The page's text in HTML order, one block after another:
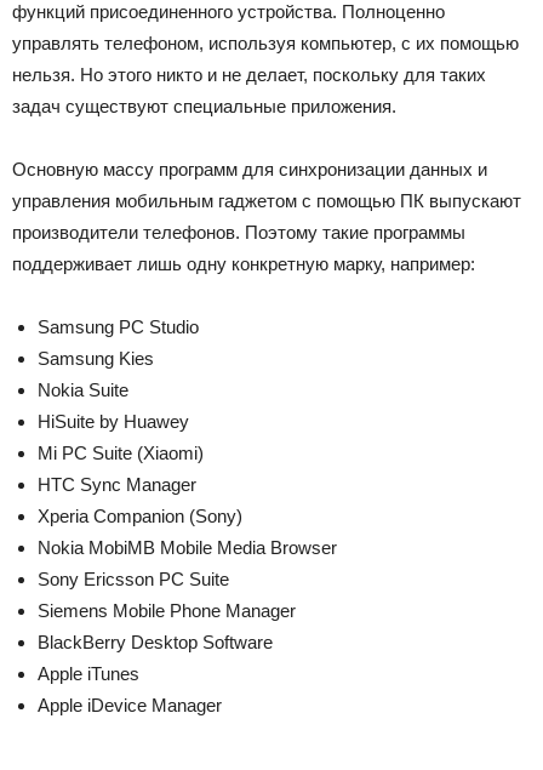
функций присоединенного устройства. Полноценно
управлять телефоном, используя компьютер, с их помощью
нельзя. Но этого никто и не делает, поскольку для таких
задач существуют специальные приложения.
Основную массу программ для синхронизации данных и
управления мобильным гаджетом с помощью ПК выпускают
производители телефонов. Поэтому такие программы
поддерживает лишь одну конкретную марку, например:
Samsung PC Studio
Samsung Kies
Nokia Suite
HiSuite by Huawey
Mi PC Suite (Xiaomi)
HTC Sync Manager
Xperia Companion (Sony)
Nokia MobiMB Mobile Media Browser
Sony Ericsson PC Suite
Siemens Mobile Phone Manager
BlackBerry Desktop Software
Apple iTunes
Apple iDevice Manager